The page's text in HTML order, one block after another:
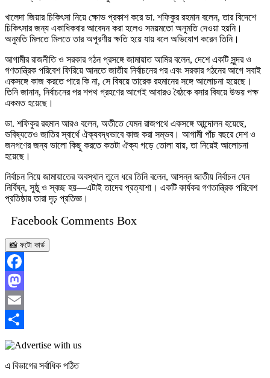
খালেদা জিয়ার চিকিৎসা নিয়ে ক্ষোভ প্রকাশ করে ডা. শফিকুর রহমান বলেন, তার বিদেশে
চিকিৎসার জন্য একাধিকবার আবেদন করা হলেও সময়মতো অনুমতি দেওয়া হয়নি।
অনুমতি মিলতে মিলতে তার অপূরণীয় ক্ষতি হয়ে যায় বলে অভিযোগ করেন তিনি।
আগামীর রাজনীতি ও সরকার গঠন প্রসঙ্গে জামায়াত আমির বলেন, দেশে একটি সুন্দর ও
গণতান্ত্রিক পরিবেশ ফিরিয়ে আনতে জাতীয় নির্বাচনের পর এবং সরকার গঠনের আগে সবাই
একসঙ্গে কাজ করতে পারে কি না, সে বিষয়ে তারেক রহমানের সঙ্গে আলোচনা হয়েছে।
তিনি জানান, নির্বাচনের পর শপথ গ্রহণের আগেই আবারও বৈঠকে বসার বিষয়ে উভয় পক্ষ
একমত হয়েছে।
ডা. শফিকুর রহমান আরও বলেন, অতীতে যেমন রাজপথে একসঙ্গে আন্দোলন হয়েছে,
ভবিষ্যতেও জাতির স্বার্থে ঐক্যবদ্ধভাবে কাজ করা সম্ভব। আগামী পাঁচ বছরে দেশ ও
জনগণের জন্য ভালো কিছু করতে কতটা ঐক্য গড়ে তোলা যায়, তা নিয়েই আলোচনা
হয়েছে।
নির্বাচন নিয়ে জামায়াতের অবস্থান তুলে ধরে তিনি বলেন, আসন্ন জাতীয় নির্বাচন যেন
নির্বিঘ্ন, সুষ্ঠু ও স্বচ্ছ হয়—এটাই তাদের প্রত্যাশা। একটি কার্যকর গণতান্ত্রিক পরিবেশ
প্রতিষ্ঠায় তারা দৃঢ় প্রতিজ্ঞ।
Facebook Comments Box
📸 ফটো কার্ড
Facebook
Mastodon
Email
Share
এ বিভাগের সর্বাধিক পঠিত